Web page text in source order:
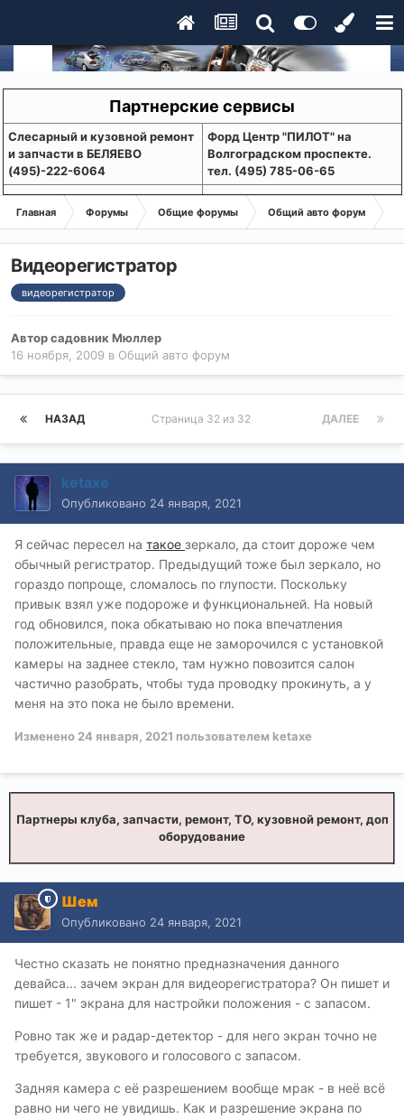
Партнерские сервисы
Слесарный и кузовной ремонт
и запчасти в БЕЛЯЕВО
(495)-222-6064
Форд Центр "ПИЛОТ" на
Волгоградском проспекте.
тел. (495) 785-06-65
Главная Форумы Общие форумы Общий авто форум
Видеорегистратор
видеорегистратор
Авторсадовник Мюллер
16 ноября, 2009 в Общий авто форум
НАЗАД ДАЛЕЕ
Страница 32 из 32
ketaxe
Опубликовано 24 января, 2021
Я сейчас пересел на такое зеркало, да стоит дороже чем
обычный регистратор. Предыдущий тоже был зеркало, но
гораздо попроще, сломалось по глупости. Поскольку
привык взял уже подороже и функциональней. На новый
год обновился, пока обкатываю но пока впечатления
положительные, правда еще не заморочился с установкой
камеры на заднее стекло, там нужно повозится салон
частично разобрать, чтобы туда проводку прокинуть, а у
меня на это пока не было времени.
Изменено 24 января, 2021 пользователем ketaxe
Партнеры клуба, запчасти, ремонт, ТО, кузовной ремонт, доп
оборудование
Шем
Опубликовано 24 января, 2021
Честно сказать не понятно предназначения данного
девайса... зачем экран для видеорегистратора? Он пишет и
пишет - 1" экрана для настройки положения - с запасом.
Ровно так же и радар-детектор - для него экран точно не
требуется, звукового и голосового с запасом.
Задняя камера с её разрешением вообще мрак - в неё всё
равно ни чего не увидишь. Как и разрешение экрана по